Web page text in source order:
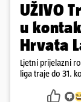
UŽIVO
u
Hrvata
Ljetni prijelazni
liga traje do 31.